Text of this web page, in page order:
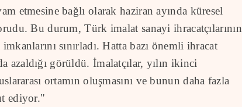
etmesine bağlı olarak haziran ayında küresel
Bu durum, Türk imalat sanayi ihracatçılarının
sınırladı. Hatta bazı önemli ihracat
azaldığı görüldü. İmalatçılar, yılın ikinci
ortamın oluşmasını ve bunun daha fazla
ediyor."